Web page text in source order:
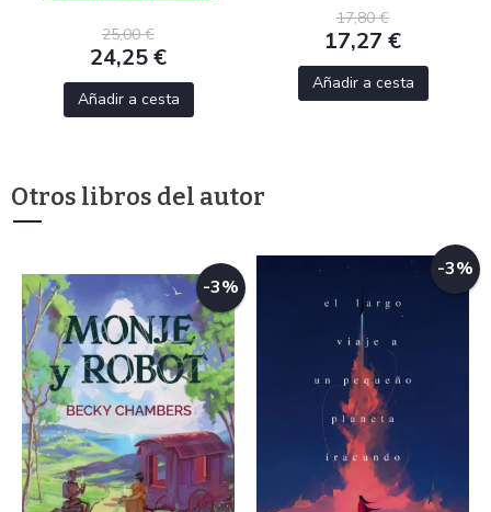
25,00 €
24,25 €
Añadir a cesta
17,80 €
17,27 €
Añadir a cesta
Otros libros del autor
-3%
-3%